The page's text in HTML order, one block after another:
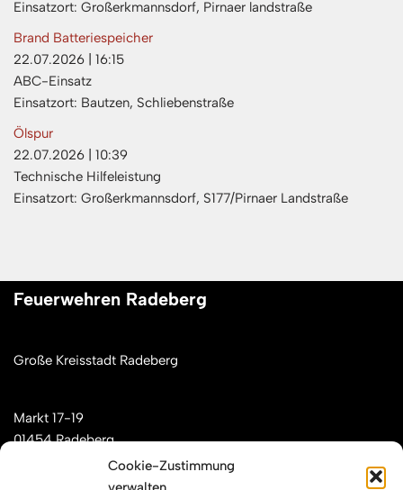
Cookie-Zustimmung
Einsatzort: Großerkmannsdorf, Pirnaer landstraße
Brand Batteriespeicher
22.07.2026
16:15
ABC-Einsatz
Einsatzort: Bautzen, Schliebenstraße
Ölspur
22.07.2026
10:39
Technische Hilfeleistung
Einsatzort: Großerkmannsdorf, S177/Pirnaer Landstraße
Feuerwehren Radeberg
Große Kreisstadt Radeberg
Markt 17-19
01454 Radeberg